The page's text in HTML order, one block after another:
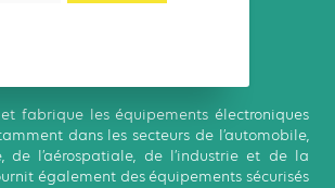
et fabrique les équipements électroniques
dans les secteurs de l’automobile,
de l’aérospatiale, de l’industrie et de la
également des équipements sécurisés